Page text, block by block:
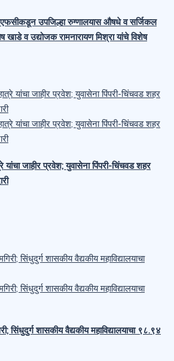
उपजिल्हा रुग्णालयास औषधे व सर्जिकल
व उद्योजक रामनारायण मिश्रा यांचे विशेष
यांचा जाहीर प्रवेश; युवासेना पिंपरी-चिंचवड शहर
सिंधुदुर्ग शासकीय वैद्यकीय महाविद्यालयाचा ९८.९४